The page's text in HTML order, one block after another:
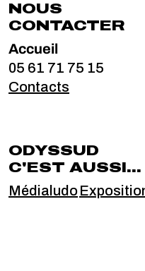
NOUS
CONTACTER
Accueil
05 61 71 75 15
Contacts
ODYSSUD
C'EST AUSSI...
Médialudo